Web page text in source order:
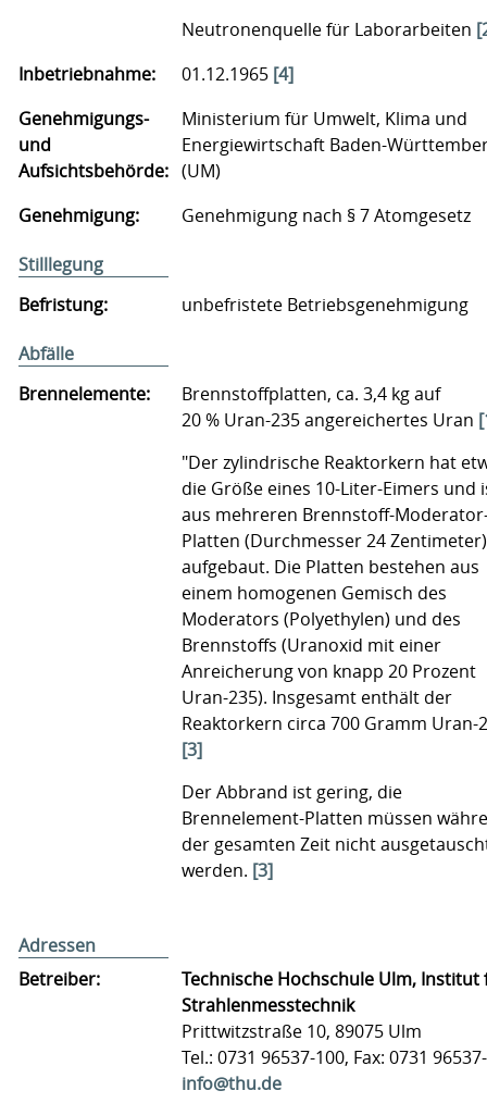
Neutronenquelle für Laborarbeiten
Inbetriebnahme:
01.12.1965 [4]
Genehmigungs-
und
Aufsichtsbehörde:
Ministerium für Umwelt, Klima und
Energiewirtschaft Baden-
(UM)
Genehmigung:
Genehmigung nach § 7 Atomgesetz
Stilllegung
Befristung:
unbefristete Betriebsgenehmigung
Abfälle
Brennelemente:
Brennstoffplatten, ca. 3,4 kg auf
20 % Uran-235 angereichertes Uran
"Der zylindrische Reaktorkern hat
die Größe eines 10-Liter-Eimers und
aus mehreren Brennstoff-
Platten (Durchmesser 24 Zentimeter)
aufgebaut. Die Platten bestehen aus
einem homogenen Gemisch des
Moderators (Polyethylen) und des
Brennstoffs (Uranoxid mit einer
Anreicherung von knapp 20 Prozent
Uran-235). Insgesamt enthält der
Reaktorkern circa 700 Gramm Uran-
[3]
Der Abbrand ist gering, die
Brennelement-Platten müssen
der gesamten Zeit nicht
werden. [3]
Adressen
Betreiber:
Technische Hochschule Ulm, Institut
Strahlenmesstechnik
Prittwitzstraße 10, 89075 Ulm
Tel.: 0731 96537-100, Fax: 0731
info@thu.de